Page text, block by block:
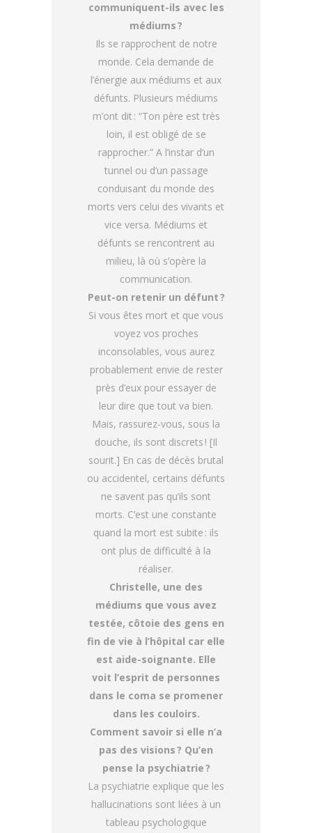
communiquent-ils avec les
médiums ?
Ils se rapprochent de notre
monde. Cela demande de
l’énergie aux médiums et aux
défunts. Plusieurs médiums
m’ont dit : “Ton père est très
loin, il est obligé de se
rapprocher.” A l’instar d’un
tunnel ou d’un passage
conduisant du monde des
morts vers celui des vivants et
vice versa. Médiums et
défunts se rencontrent au
milieu, là où s’opère la
communication.
Peut-on retenir un défunt ?
Si vous êtes mort et que vous
voyez vos proches
inconsolables, vous aurez
probablement envie de rester
près d’eux pour essayer de
leur dire que tout va bien.
Mais, rassurez-vous, sous la
douche, ils sont discrets ! [Il
sourit.] En cas de décès brutal
ou accidentel, certains défunts
ne savent pas qu’ils sont
morts. C’est une constante
quand la mort est subite : ils
ont plus de difficulté à la
réaliser.
Christelle, une des
médiums que vous avez
testée, côtoie des gens en
fin de vie à l’hôpital car elle
est aide-soignante. Elle
voit l’esprit de personnes
dans le coma se promener
dans les couloirs.
Comment savoir si elle n’a
pas des visions ? Qu’en
pense la psychiatrie ?
La psychiatrie explique que les
hallucinations sont liées à un
tableau psychologique